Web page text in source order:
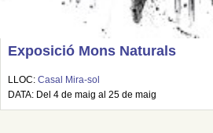
Exposició Mons Naturals
LLOC: Casal Mira-sol
DATA: Del 4 de maig al 25 de maig